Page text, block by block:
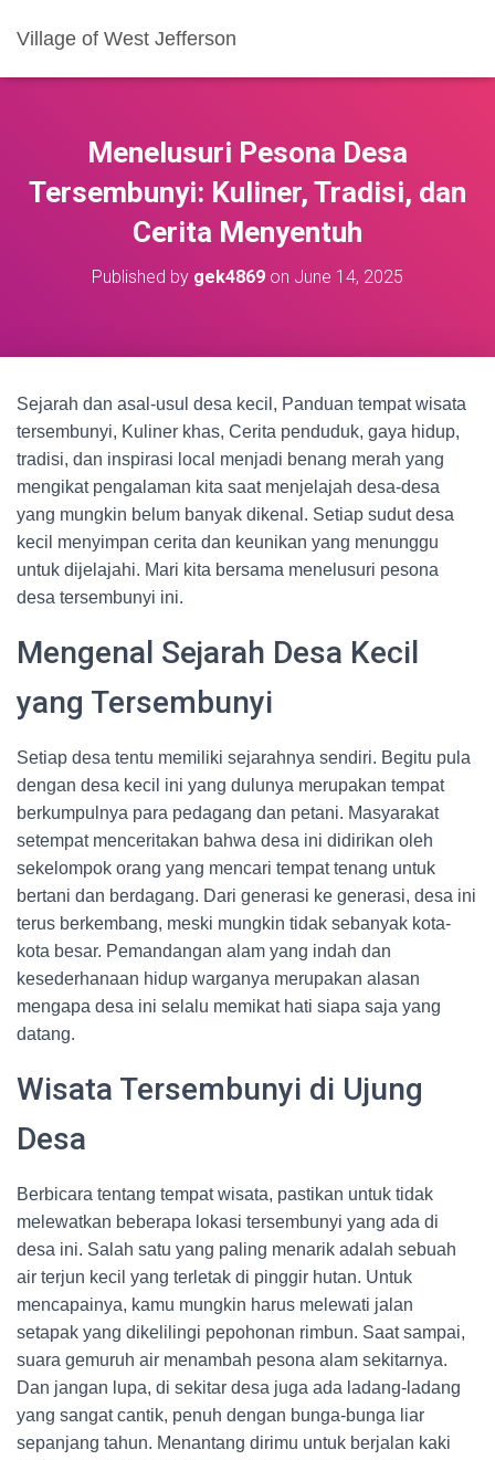
Village of West Jefferson
Menelusuri Pesona Desa
Tersembunyi: Kuliner, Tradisi, dan
Cerita Menyentuh
Published by gek4869 on June 14, 2025
Sejarah dan asal-usul desa kecil, Panduan tempat wisata
tersembunyi, Kuliner khas, Cerita penduduk, gaya hidup,
tradisi, dan inspirasi local menjadi benang merah yang
mengikat pengalaman kita saat menjelajah desa-desa
yang mungkin belum banyak dikenal. Setiap sudut desa
kecil menyimpan cerita dan keunikan yang menunggu
untuk dijelajahi. Mari kita bersama menelusuri pesona
desa tersembunyi ini.
Mengenal Sejarah Desa Kecil
yang Tersembunyi
Setiap desa tentu memiliki sejarahnya sendiri. Begitu pula
dengan desa kecil ini yang dulunya merupakan tempat
berkumpulnya para pedagang dan petani. Masyarakat
setempat menceritakan bahwa desa ini didirikan oleh
sekelompok orang yang mencari tempat tenang untuk
bertani dan berdagang. Dari generasi ke generasi, desa ini
terus berkembang, meski mungkin tidak sebanyak kota-
kota besar. Pemandangan alam yang indah dan
kesederhanaan hidup warganya merupakan alasan
mengapa desa ini selalu memikat hati siapa saja yang
datang.
Wisata Tersembunyi di Ujung
Desa
Berbicara tentang tempat wisata, pastikan untuk tidak
melewatkan beberapa lokasi tersembunyi yang ada di
desa ini. Salah satu yang paling menarik adalah sebuah
air terjun kecil yang terletak di pinggir hutan. Untuk
mencapainya, kamu mungkin harus melewati jalan
setapak yang dikelilingi pepohonan rimbun. Saat sampai,
suara gemuruh air menambah pesona alam sekitarnya.
Dan jangan lupa, di sekitar desa juga ada ladang-ladang
yang sangat cantik, penuh dengan bunga-bunga liar
sepanjang tahun. Menantang dirimu untuk berjalan kaki